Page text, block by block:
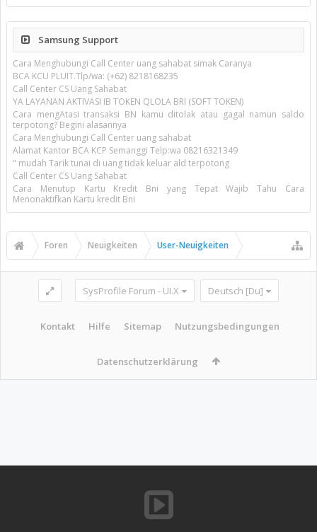
Samsung Support
Cara Menghubungi Call Center uang sahabat simak Caranya
BCA KCU PLUIT.Tlp/wa: (+62) 8218168235
Call Center CS Uang Sahabat
YA LAYANAN AKTIVASI IB TOKEN QLOLA BRI (SOFT TOKEN)
Cara mengAtasi transaksi BN kamu ditolak atau gagal namun saldo
terpotong? Begini alasannya
Cara Menghubungi Call Center uang sahabat
Alamat Kantor BCA KCP Semanggi Telp:wa 08216321349
" mudah Tarik tunai di uang tidak keluar ald terpotong
Call Center CS Uang Sahabat
Cara Menutup Kartu Kredit Bni yang Tepat Wajib Tahu Cara
Menonaktifkan Kartu kredit Bni
Foren Neuigkeiten User-Neuigkeiten
SysProfile Forum - UI.X Deutsch [Du]
Kontakt Hilfe Sitemap Nutzungsbedingungen
Datenschutzerklärung